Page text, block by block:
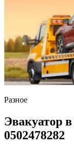
Разное
Эвакуатор
0502478282